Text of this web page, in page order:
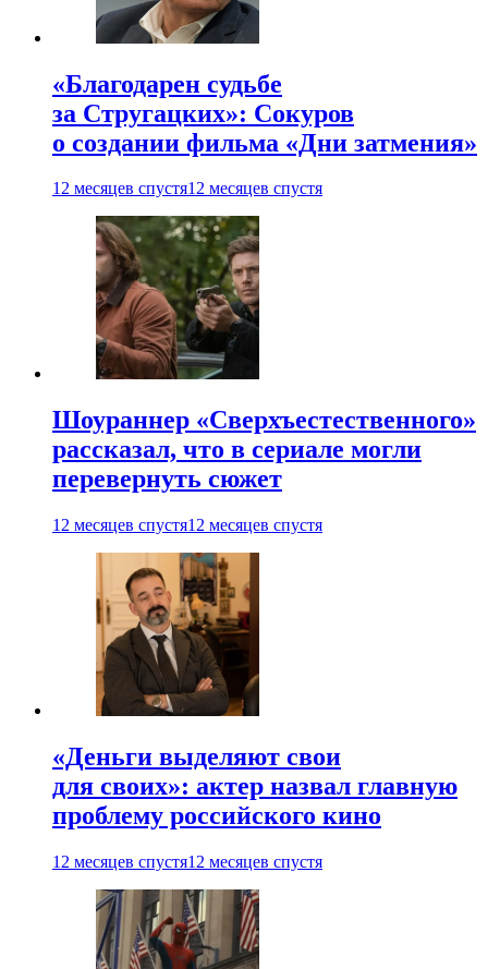
«Благодарен судьбе
за Стругацких»: Сокуров
о создании фильма «Дни затмения»
12 месяцев спустя12 месяцев спустя
Шоураннер «Сверхъестественного»
рассказал, что в сериале могли
перевернуть сюжет
12 месяцев спустя12 месяцев спустя
«Деньги выделяют свои
для своих»: актер назвал главную
проблему российского кино
12 месяцев спустя12 месяцев спустя